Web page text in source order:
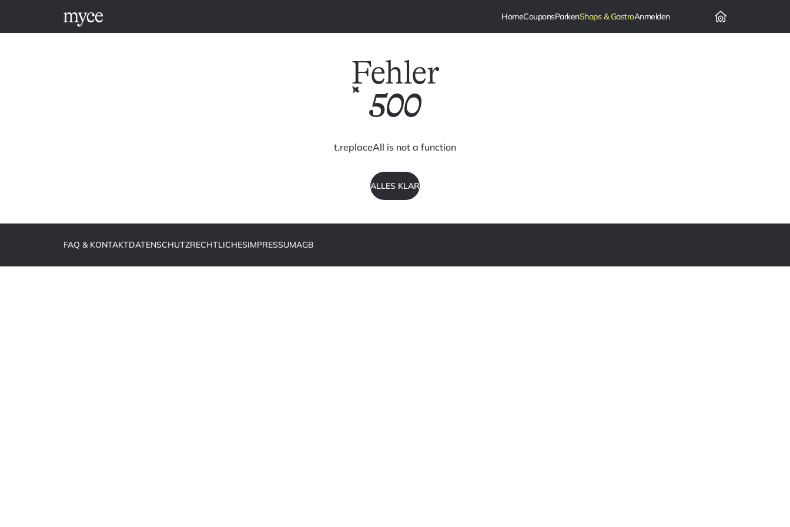
Fehler
500
t.replaceAll is not a function
ALLES KLAR
FAQ & KONTAKTDATENSCHUTZRECHTLICHESIMPRESSUMAGB